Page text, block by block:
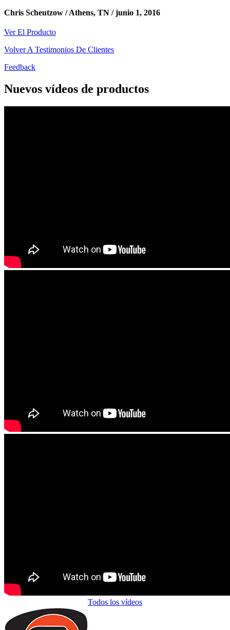
Chris Scheutzow / Athens, TN /junio 1, 2016
Ver El Producto
Volver A Testimonios De Clientes
Feedback
Nuevos vídeos de productos
Todos los vídeos